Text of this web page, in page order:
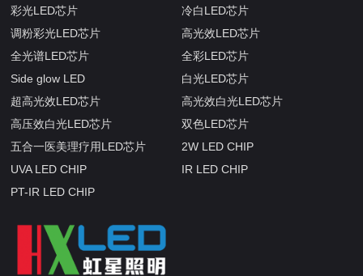
彩光LED芯片
冷白LED芯片
调粉彩光LED芯片
高光效LED芯片
全光谱LED芯片
全彩LED芯片
Side glow LED
白光LED芯片
超高光效LED芯片
高光效白光LED芯片
高压效白光LED芯片
双色LED芯片
五合一医美理疗用LED芯片
2W LED CHIP
UVA LED CHIP
IR LED CHIP
PT-IR LED CHIP